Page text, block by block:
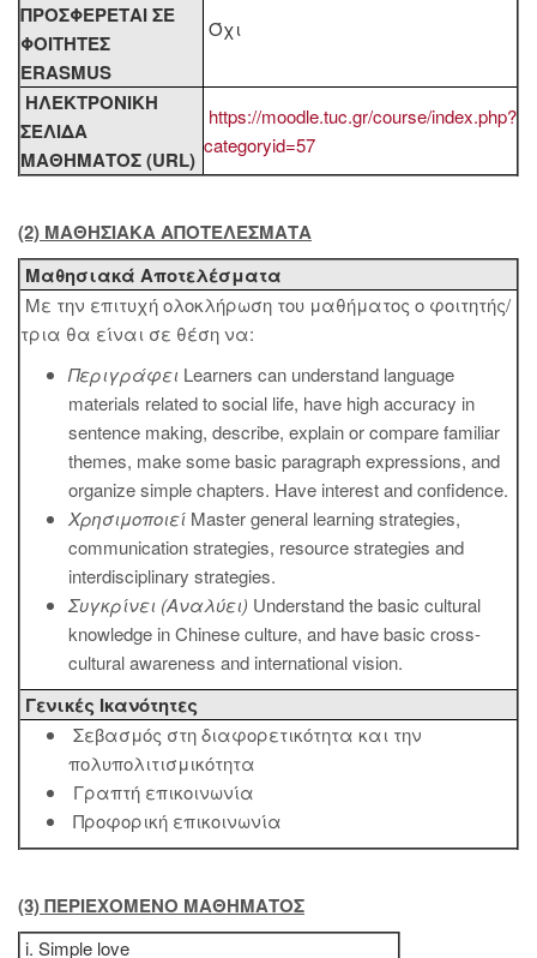
ΠΡΟΣΦΕΡΕΤΑΙ ΣΕ
ΦΟΙΤΗΤΕΣ
ERASMUS
Όχι
ΗΛΕΚΤΡΟΝΙΚΗ
ΣΕΛΙΔΑ
ΜΑΘΗΜΑΤΟΣ (URL)
https://moodle.tuc.gr/course/index.php?
categoryid=57
(2) ΜΑΘΗΣΙΑΚΑ ΑΠΟΤΕΛΕΣΜΑΤΑ
Μαθησιακά Αποτελέσματα
Με την επιτυχή ολοκλήρωση του μαθήματος ο φοιτητής/
τρια θα είναι σε θέση να:
Περιγράφει Learners can understand language
materials related to social life, have high accuracy in
sentence making, describe, explain or compare familiar
themes, make some basic paragraph expressions, and
organize simple chapters. Have interest and confidence.
Χρησιμοποιεί Master general learning strategies,
communication strategies, resource strategies and
interdisciplinary strategies.
Συγκρίνει (Αναλύει) Understand the basic cultural
knowledge in Chinese culture, and have basic cross-
cultural awareness and international vision.
Γενικές Ικανότητες
Σεβασμός στη διαφορετικότητα και την
πολυπολιτισμικότητα
Γραπτή επικοινωνία
Προφορική επικοινωνία
(3) ΠΕΡΙΕΧΟΜΕΝΟ ΜΑΘΗΜΑΤΟΣ
i. Simple love